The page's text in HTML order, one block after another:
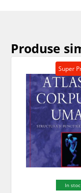
Produse
Super
In stoc